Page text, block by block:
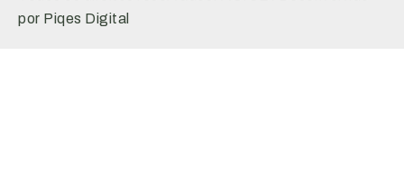
por Piqes Digital